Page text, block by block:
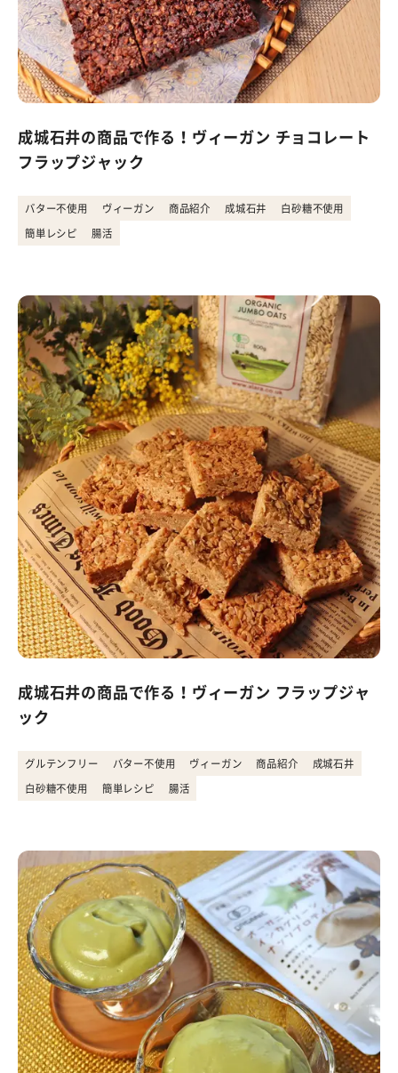
成城石井の商品で作る！ヴィーガン チョコレート
フラップジャック
バター不使用 ヴィーガン 商品紹介 成城石井 白砂糖不使用
簡単レシピ 腸活
成城石井の商品で作る！ヴィーガン フラップジャ
ック
グルテンフリー バター不使用 ヴィーガン 商品紹介 成城石井
白砂糖不使用 簡単レシピ 腸活